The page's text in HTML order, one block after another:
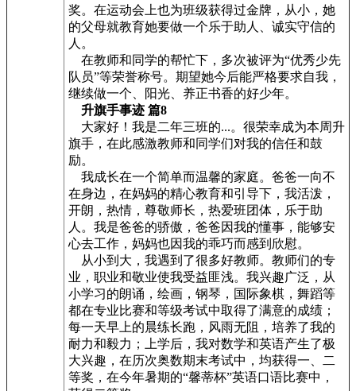
奖。在运动会上也为班级获得过金牌，从小，她
的父母就教育她要做一个乐于助人、诚实守信的
人。
在教师和同学的帮忙下，多次被评为“优秀少先
队员”等荣誉称号。期望她今后能严格要求自我，
继续做一个、阳光、养正书香的好少年。
升旗手事迹 篇8
大家好！我是二年三班的...。很荣幸成为本周升
旗手，在此感激教师和同学们对我的信任和鼓
励。
我成长在一个简单而温馨的家庭。爸爸一向不
在身边，在妈妈的精心教育和引导下，我活泼，
开朗，热情，尊敬师长，热爱班团体，乐于助
人。我是爸爸的骄傲，爸爸因我的懂事，能够安
心去工作，妈妈也因我的乖巧而感到欣慰。
从小到大，我遇到了很多好教师。教师们的专
业，职业和敬业使我受益匪浅。我兴趣广泛，从
小学习的朗诵，绘画，钢琴，国际象棋，舞蹈等
都在专业比赛和等级考试中取得了满意的成绩；
每一天早上的晨练长跑，风雨无阻，培养了我的
耐力和毅力；上学后，我对数学和英语产生了极
大兴趣，在历次奥数期末考试中，均获得一、二
等奖，在今年暑期的“馨蒂杯”英语口语比赛中，